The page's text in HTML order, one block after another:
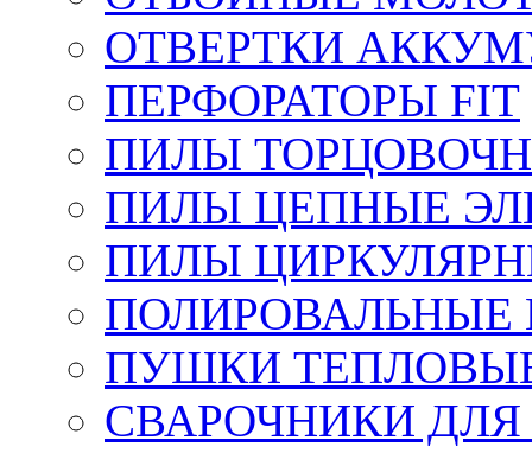
ОТВЕРТКИ
ПЕРФОРАТОРЫ FIT
ПИЛЫ
ПИЛЫ ЦЕПНЫЕ
ПИЛЫ
ПУШКИ
СВАРОЧНИКИ